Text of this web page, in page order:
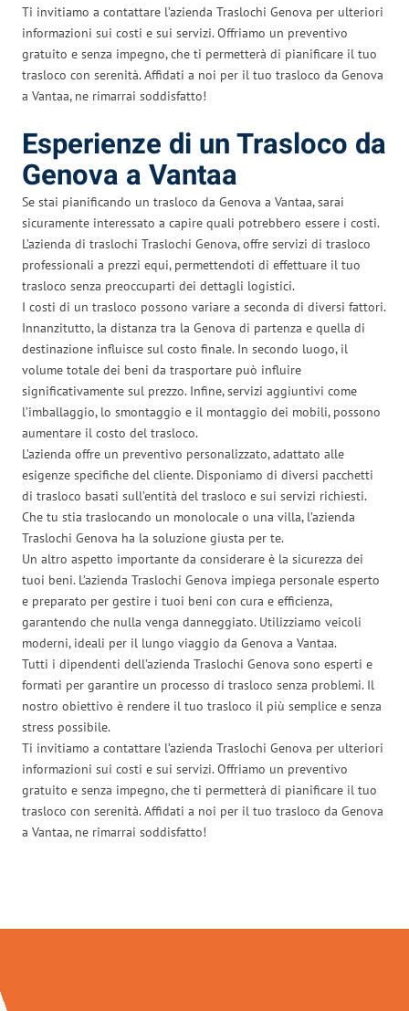
Ti invitiamo a contattare l’azienda Traslochi Genova per ulteriori
informazioni sui costi e sui servizi. Offriamo un preventivo
gratuito e senza impegno, che ti permetterà di pianificare il tuo
trasloco con serenità. Affidati a noi per il tuo trasloco da Genova
a Vantaa, ne rimarrai soddisfatto!
Esperienze di un Trasloco da
Genova a Vantaa
Se stai pianificando un trasloco da Genova a Vantaa, sarai
sicuramente interessato a capire quali potrebbero essere i costi.
L’azienda di traslochi Traslochi Genova, offre servizi di trasloco
professionali a prezzi equi, permettendoti di effettuare il tuo
trasloco senza preoccuparti dei dettagli logistici.
I costi di un trasloco possono variare a seconda di diversi fattori.
Innanzitutto, la distanza tra la Genova di partenza e quella di
destinazione influisce sul costo finale. In secondo luogo, il
volume totale dei beni da trasportare può influire
significativamente sul prezzo. Infine, servizi aggiuntivi come
l’imballaggio, lo smontaggio e il montaggio dei mobili, possono
aumentare il costo del trasloco.
L’azienda offre un preventivo personalizzato, adattato alle
esigenze specifiche del cliente. Disponiamo di diversi pacchetti
di trasloco basati sull’entità del trasloco e sui servizi richiesti.
Che tu stia traslocando un monolocale o una villa, l’azienda
Traslochi Genova ha la soluzione giusta per te.
Un altro aspetto importante da considerare è la sicurezza dei
tuoi beni. L’azienda Traslochi Genova impiega personale esperto
e preparato per gestire i tuoi beni con cura e efficienza,
garantendo che nulla venga danneggiato. Utilizziamo veicoli
moderni, ideali per il lungo viaggio da Genova a Vantaa.
Tutti i dipendenti dell’azienda Traslochi Genova sono esperti e
formati per garantire un processo di trasloco senza problemi. Il
nostro obiettivo è rendere il tuo trasloco il più semplice e senza
stress possibile.
Ti invitiamo a contattare l’azienda Traslochi Genova per ulteriori
informazioni sui costi e sui servizi. Offriamo un preventivo
gratuito e senza impegno, che ti permetterà di pianificare il tuo
trasloco con serenità. Affidati a noi per il tuo trasloco da Genova
a Vantaa, ne rimarrai soddisfatto!